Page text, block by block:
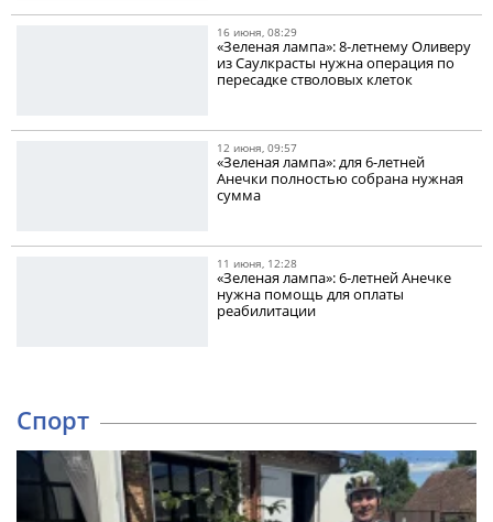
16 июня, 08:29
«Зеленая лампа»: 8-летнему Оливеру
из Саулкрасты нужна операция по
пересадке стволовых клеток
12 июня, 09:57
«Зеленая лампа»: для 6-летней
Анечки полностью собрана нужная
сумма
11 июня, 12:28
«Зеленая лампа»: 6-летней Анечке
нужна помощь для оплаты
реабилитации
Спорт